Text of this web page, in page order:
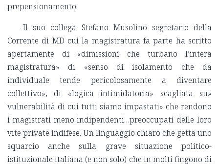
prepensionamento.
Il suo collega Stefano Musolino segretario della
Corrente di MD cui la magistratura fa parte ha scritto
apertamente di «dimissioni che turbano l’intera
magistratura» di «senso di isolamento che da
individuale tende pericolosamente a diventare
collettivo», di «logica intimidatoria» scagliata su»
vulnerabilità di cui tutti siamo impastati» che rendono
i magistrati meno indipendenti…preoccupati delle loro
vite private indifese. Un linguaggio chiaro che getta uno
squarcio anche sulla grave situazione politico-
istituzionale italiana (e non solo) che in molti fingono di